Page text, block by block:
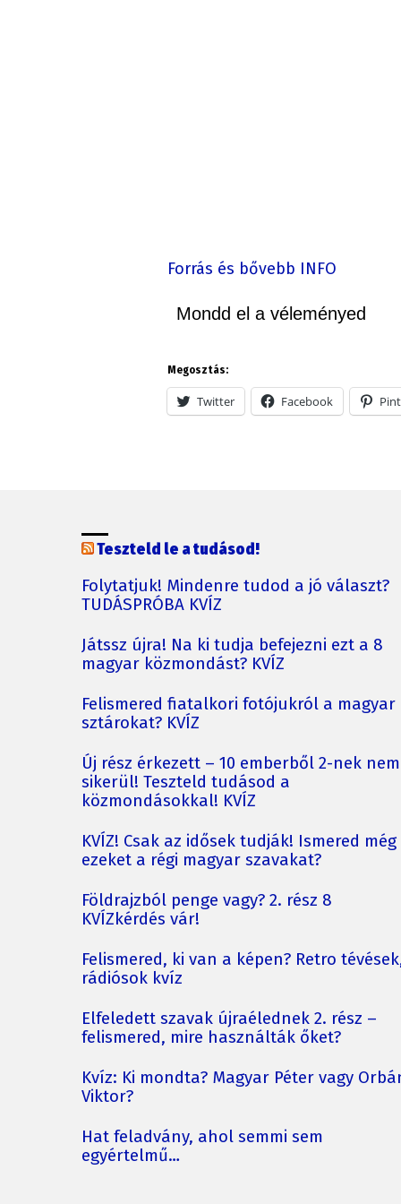
Forrás és bővebb INFO
Mondd el a véleményed
Megosztás:
Twitter Facebook
Teszteld le a tudásod!
Folytatjuk! Mindenre tudod a jó választ?
TUDÁSPRÓBA KVÍZ
Játssz újra! Na ki tudja befejezni ezt a 8
magyar közmondást? KVÍZ
Felismered fiatalkori fotójukról a magyar
sztárokat? KVÍZ
Új rész érkezett – 10 emberből 2-nek nem
sikerül! Teszteld tudásod a
közmondásokkal! KVÍZ
KVÍZ! Csak az idősek tudják! Ismered még
ezeket a régi magyar szavakat?
Földrajzból penge vagy? 2. rész 8
KVÍZkérdés vár!
Felismered, ki van a képen? Retro
rádiósok kvíz
Elfeledett szavak újraélednek 2. rész –
felismered, mire használták őket?
Kvíz: Ki mondta? Magyar Péter vagy
Viktor?
Hat feladvány, ahol semmi sem
egyértelmű…